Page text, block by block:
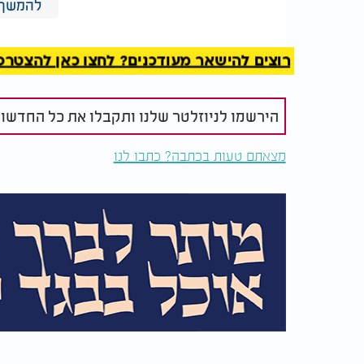
האם מותר לקרוא לילד
משה? ממה חששו גדולי
הדורות?
אדם שחפץ
גם צריך
ישראל. בדיבוריהם ובמעשיהם שידרו לבני
הָאָרֶץאֲשֶׁר תָּרוּ אֹתָהּ אֶל בְּנֵי יִשְׂרָאֵל".
ויושביה, ותיארו בתיאורים מפחידים
כשאתה משדר לעצמך ולזולתך שאתה קטן,
אחרים.היה זה שדר של ייאוש פנימי, שעורר
דומה שאחת מנקודות השבר המרכזיות
רוצים להישאר מעודכנים? לחצו כאן להצטרפות
הירשמו לניוזלטר שלנו ותקבלו את כל
מצאתם טעות בכתבה? כתבו לנו